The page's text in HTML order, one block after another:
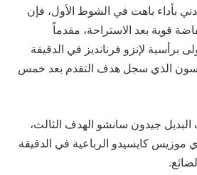
بأداء باهت في الشوط الأول، فإن
قوية بعد الاستراحة، مقدماً
برأسية لإنزو فرنانديز في الدقيقة
جاكسون الذي سجل هدف التقدم بعد خمس
83، أضاف البديل جيدون سانشو الهدف الثالث،
موزيس كايسيدو الرباعية في الدقيقة